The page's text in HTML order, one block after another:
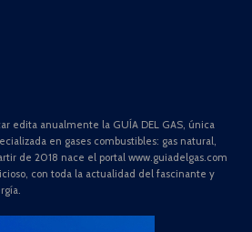
edita anualmente la GUÍA DEL GAS, única
en gases combustibles: gas natural,
de 2018 nace el portal www.guiadelgas.com
con toda la actualidad del fascinante y